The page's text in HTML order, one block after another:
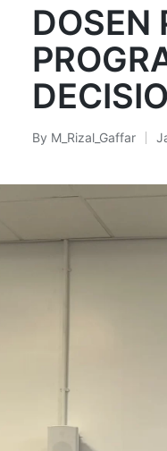
DOSEN
By M_Rizal_Gaffar